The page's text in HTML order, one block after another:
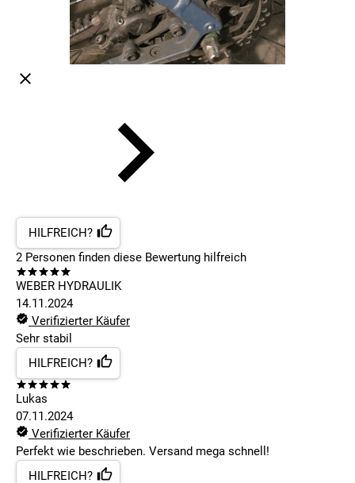
HILFREICH?
2 Personen finden diese Bewertung hilfreich
WEBER HYDRAULIK
14.11.2024
Verifizierter Käufer
Sehr stabil
HILFREICH?
Lukas
07.11.2024
Verifizierter Käufer
Perfekt wie beschrieben. Versand mega schnell!
HILFREICH?